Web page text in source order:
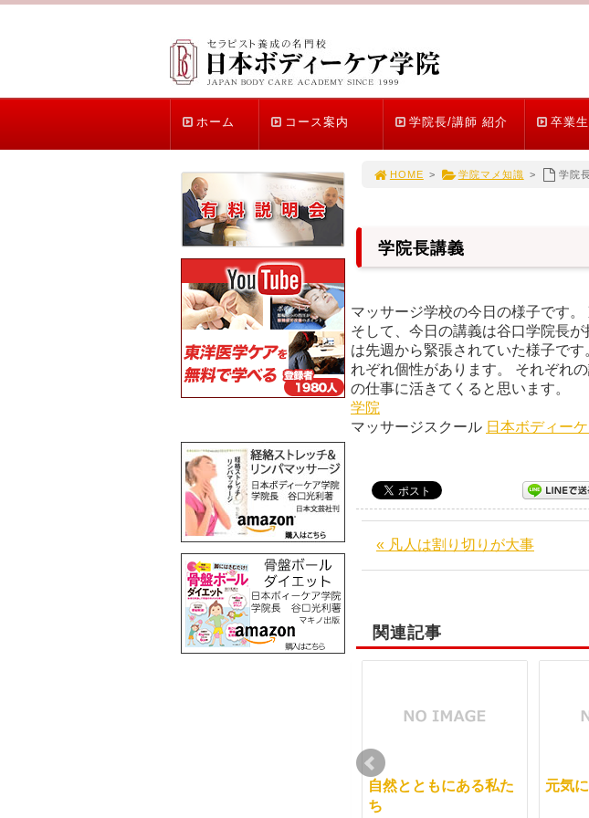
ホーム コース案内 学院長/講師 紹介 卒業
HOME > 学院マメ知識 > 学院
学院長講義
マッサージ学校の今日の様子です
そして、今日の講義は谷口学院長
は先週から緊張されていた様子で
れぞれ個性があります。 それぞれ
の仕事に活き
学院
マッサージスクール 日本ボディー
« 凡人は割り切りが大事
関連記事
自然とともにある私た
ち
元気